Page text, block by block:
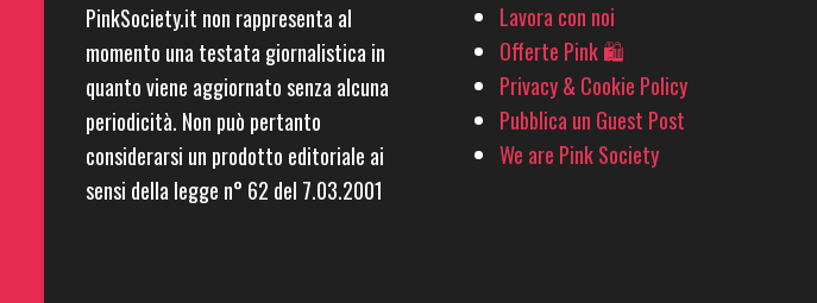
PinkSociety.it non rappresenta al
momento una testata giornalistica in
quanto viene aggiornato senza alcuna
periodicità. Non può pertanto
considerarsi un prodotto editoriale ai
sensi della legge n° 62 del 7.03.2001
Lavora con noi
Offerte Pink 🛍
Privacy & Cookie Policy
Pubblica un Guest Post
We are Pink Society